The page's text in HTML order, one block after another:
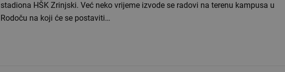
stadiona HŠK Zrinjski. Već neko vrijeme izvode se radovi na terenu kampusa u
Rodoču na koji će se postaviti…